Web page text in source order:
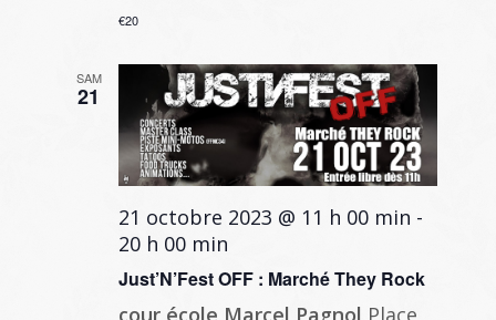
€20
SAM
21
21 octobre 2023 @ 11 h 00 min -
20 h 00 min
Just’N’Fest OFF : Marché They Rock